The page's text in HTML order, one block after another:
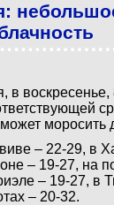
воскресенье,
моросить
– 22-29, в
– 19-27, на
– 19-27, в
– 20-32.